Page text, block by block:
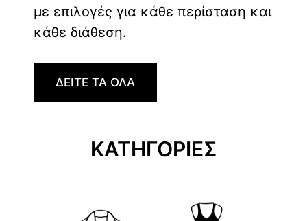
με επιλογές για κάθε περίσταση και
κάθε διάθεση.
ΔΕΙΤΕ ΤΑ ΟΛΑ
ΚΑΤΗΓΟΡΙΕΣ